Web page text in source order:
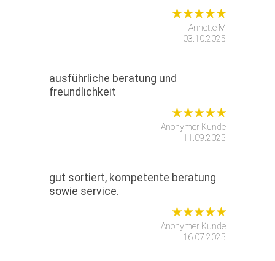
Annette M
03.10.2025
ausführliche beratung und
freundlichkeit
Anonymer Kunde
11.09.2025
gut sortiert, kompetente beratung
sowie service.
Anonymer Kunde
16.07.2025